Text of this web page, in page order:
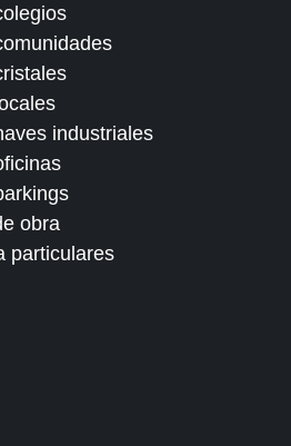
industriales
obra
particulares